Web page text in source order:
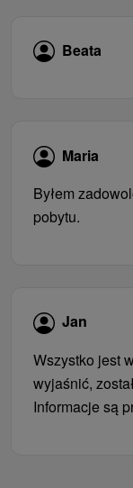
Beata
Maria
Byłem
pobytu.
Jan
Wszystko jest
wyjaśnić,
Informacje są